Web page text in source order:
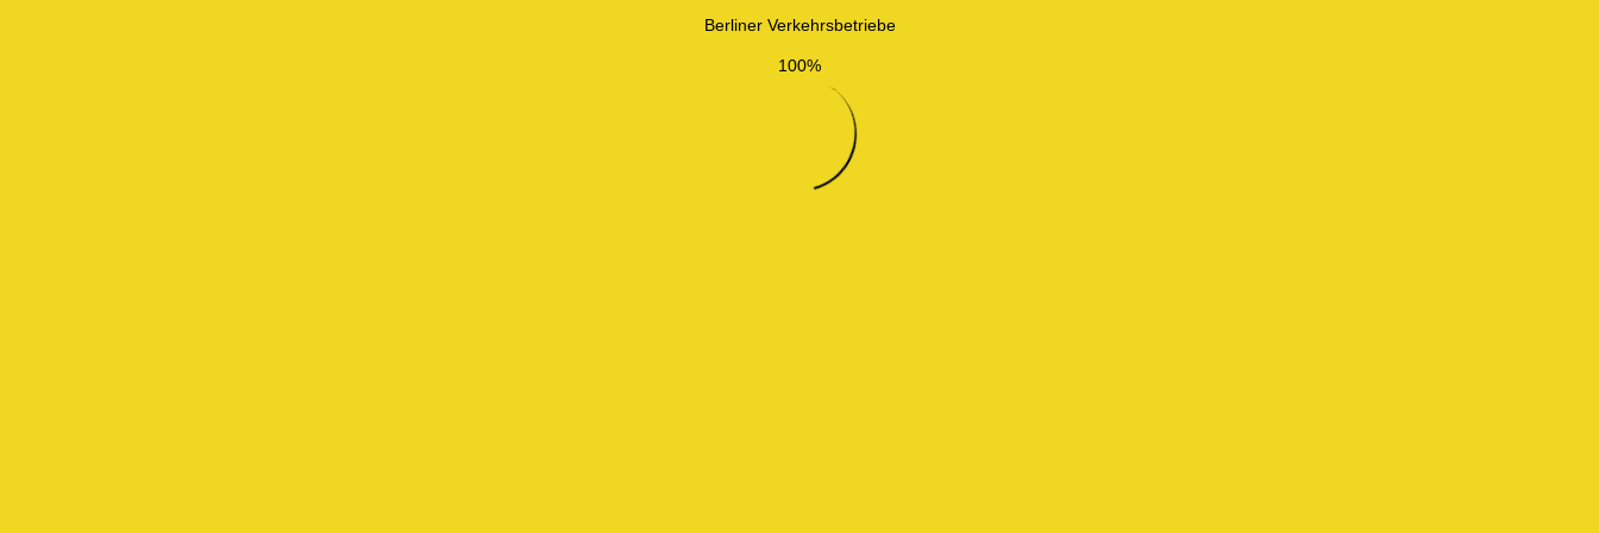
Berliner Verkehrsbetriebe
100%